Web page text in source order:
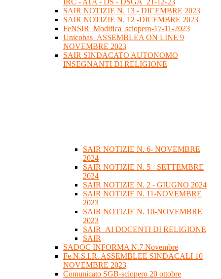
IRC - ATA - DS - DSGA_21-12-23
SAIR NOTIZIE N. 13 - DICEMBRE 2023
SAIR NOTIZIE N. 12 -DICEMBRE 2023
FeNSIR_Modifica_sciopero-17-11-2023
Unicobas_ASSEMBLEA ON LINE 9
NOVEMBRE 2023
SAIR SINDACATO AUTONOMO
INSEGNANTI DI RELIGIONE
SAIR NOTIZIE N. 6- NOVEMBRE
2024
SAIR NOTIZIE N. 5 - SETTEMBRE
2024
SAIR NOTIZIE N. 2 - GIUGNO 2024
SAIR NOTIZIE N. 11-NOVEMBRE
2023
SAIR NOTIZIE N. 10-NOVEMBRE
2023
SAIR_AI DOCENTI DI RELIGIONE
SAIR
SADOC INFORMA N.7 Novembre
Fe.N.S.I.R. ASSEMBLEE SINDACALI 10
NOVEMBRE 2023
Comunicato SGB-sciopero 20 ottobre